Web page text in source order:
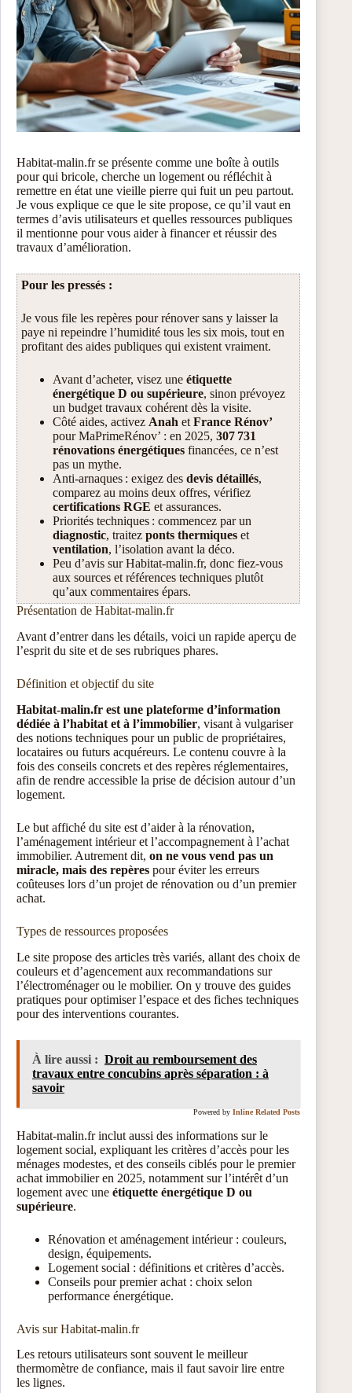
Habitat-malin.fr se présente comme une boîte à outils
pour qui bricole, cherche un logement ou réfléchit à
remettre en état une vieille pierre qui fuit un peu partout.
Je vous explique ce que le site propose, ce qu’il vaut en
termes d’avis utilisateurs et quelles ressources publiques
il mentionne pour vous aider à financer et réussir des
travaux d’amélioration.
Pour les pressés :
Je vous file les repères pour rénover sans y laisser la
paye ni repeindre l’humidité tous les six mois, tout en
profitant des aides publiques qui existent vraiment.
Avant d’acheter, visez une étiquette
énergétique D ou supérieure, sinon prévoyez
un budget travaux cohérent dès la visite.
Côté aides, activez Anah et France Rénov’
pour MaPrimeRénov’ : en 2025, 307 731
rénovations énergétiques financées, ce n’est
pas un mythe.
Anti-arnaques : exigez des devis détaillés,
comparez au moins deux offres, vérifiez
certifications RGE et assurances.
Priorités techniques : commencez par un
diagnostic, traitez ponts thermiques et
ventilation, l’isolation avant la déco.
Peu d’avis sur Habitat-malin.fr, donc fiez-vous
aux sources et références techniques plutôt
qu’aux commentaires épars.
Présentation de Habitat-malin.fr
Avant d’entrer dans les détails, voici un rapide aperçu de
l’esprit du site et de ses rubriques phares.
Définition et objectif du site
Habitat-malin.fr est une plateforme d’information
dédiée à l’habitat et à l’immobilier, visant à vulgariser
des notions techniques pour un public de propriétaires,
locataires ou futurs acquéreurs. Le contenu couvre à la
fois des conseils concrets et des repères réglementaires,
afin de rendre accessible la prise de décision autour d’un
logement.
Le but affiché du site est d’aider à la rénovation,
l’aménagement intérieur et l’accompagnement à l’achat
immobilier. Autrement dit, on ne vous vend pas un
miracle, mais des repères pour éviter les erreurs
coûteuses lors d’un projet de rénovation ou d’un premier
achat.
Types de ressources proposées
Le site propose des articles très variés, allant des choix de
couleurs et d’agencement aux recommandations sur
l’électroménager ou le mobilier. On y trouve des guides
pratiques pour optimiser l’espace et des fiches techniques
pour des interventions courantes.
À lire aussi : Droit au remboursement des
travaux entre concubins après séparation : à
savoir
Powered by Inline Related Posts
Habitat-malin.fr inclut aussi des informations sur le
logement social, expliquant les critères d’accès pour les
ménages modestes, et des conseils ciblés pour le premier
achat immobilier en 2025, notamment sur l’intérêt d’un
logement avec une étiquette énergétique D ou
supérieure.
Rénovation et aménagement intérieur : couleurs,
design, équipements.
Logement social : définitions et critères d’accès.
Conseils pour premier achat : choix selon
performance énergétique.
Avis sur Habitat-malin.fr
Les retours utilisateurs sont souvent le meilleur
thermomètre de confiance, mais il faut savoir lire entre
les lignes.